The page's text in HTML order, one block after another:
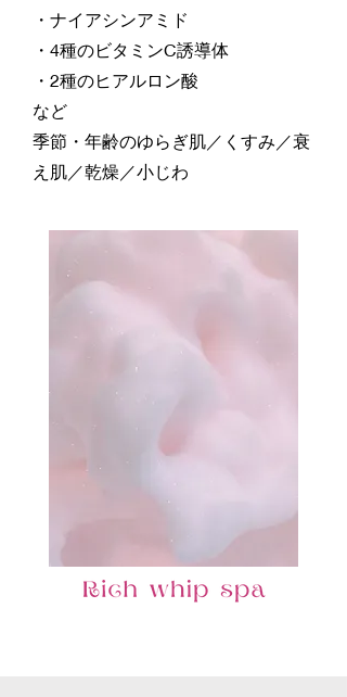
・ナイアシンアミド
・4種のビタミンC誘導体
・2種のヒアルロン酸
など
季節・年齢のゆらぎ肌／くすみ／衰
え肌／乾燥／小じわ